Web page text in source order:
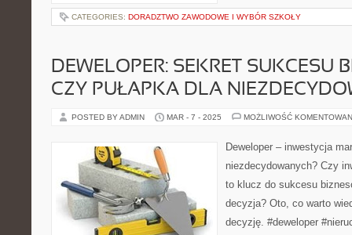
CATEGORIES: DORADZTWO ZAWODOWE I WYBÓR SZKOŁY
DEWELOPER: SEKRET SUKCESU
CZY PUŁAPKA DLA
POSTED BY ADMIN MAR - 7 - 2025 MOŻLIWOŚĆ
Deweloper – inwestycja
niezdecydowanych? Czy
to klucz do sukcesu
decyzja? Oto, co warto
decyzję. #deweloper